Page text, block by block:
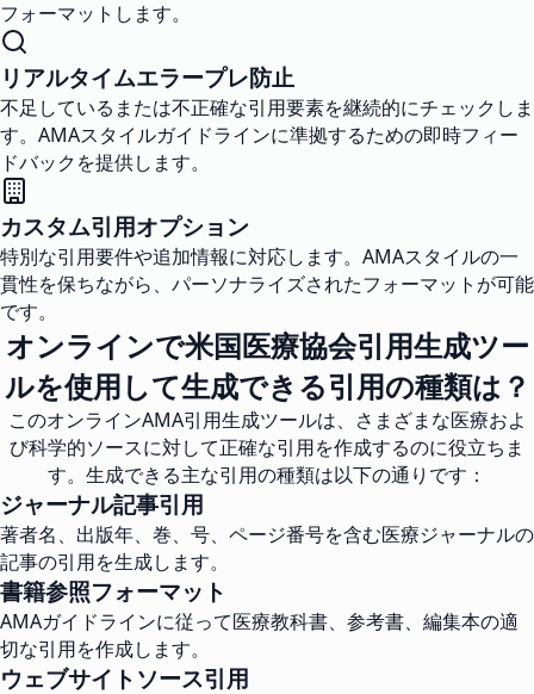
フォーマットします。
リアルタイムエラープレ防止
不足しているまたは不正確な引用要素を継続的にチェックしま
す。AMAスタイルガイドラインに準拠するための即時フィー
ドバックを提供します。
カスタム引用オプション
特別な引用要件や追加情報に対応します。AMAスタイルの一
貫性を保ちながら、パーソナライズされたフォーマットが可能
です。
オンラインで米国医療協会引用生成ツー
ルを使用して生成できる引用の種類は？
このオンラインAMA引用生成ツールは、さまざまな医療およ
び科学的ソースに対して正確な引用を作成するのに役立ちま
す。生成できる主な引用の種類は以下の通りです：
ジャーナル記事引用
著者名、出版年、巻、号、ページ番号を含む医療ジャーナルの
記事の引用を生成します。
書籍参照フォーマット
AMAガイドラインに従って医療教科書、参考書、編集本の適
切な引用を作成します。
ウェブサイトソース引用